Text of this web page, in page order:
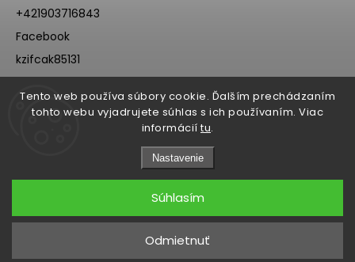
Tento web používa súbory cookie. Ďalším prechádzaním
tohto webu vyjadrujete súhlas s ich používaním. Viac
informácií tu.
Nastavenie
Odmietnuť
Súhlasím
+421903716843
Facebook
kzifcak85131
@vapea.slovensko
Copyright 2026VAPEA.sk. Všetky práva vyhradené.
Grafický návrh vytvořil a nakódoval